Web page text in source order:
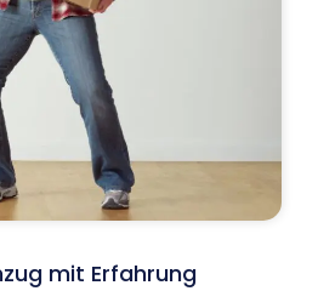
mit Erfahrung